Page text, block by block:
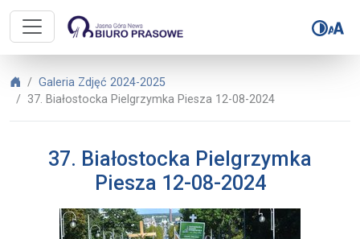
Biuro Prasowe Jasnej Góry – 37.
Biuro Prasowe Jasnej Góry
Galeria Zdjęć 2024-2025
37. Białostocka Pielgrzymka Piesza 12-08-2024
37. Białostocka Pielgrzymka
Piesza 12-08-2024